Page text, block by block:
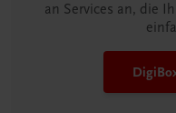
an Services an, die